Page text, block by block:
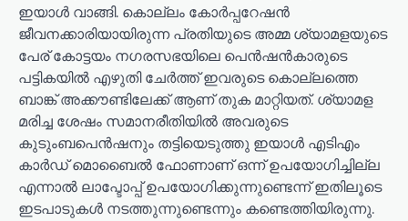
ഇയാൾ വാങ്ങി. കൊല്ലം കോർപ്പറേഷൻ
ജീവനക്കാരിയായിരുന്ന പ്രതിയുടെ അമ്മ ശ്യാമളയുടെ
പേര് കോട്ടയം നഗരസഭയിലെ പെൻഷൻകാരുടെ
പട്ടികയിൽ എഴുതി ചേർത്ത് ഇവരുടെ കൊല്ലത്തെ
ബാങ്ക് അക്കൗണ്ടിലേക്ക് ആണ് തുക മാറ്റിയത്. ശ്യാമള
മരിച്ച ശേഷം സമാനരീതിയിൽ അവരുടെ
കുടുംബപെൻഷനും തട്ടിയെടുത്തു ഇയാൾ എടിഎം
കാർഡ് മൊബൈൽ ഫോണാണ് ഒന്ന് ഉപയോഗിച്ചില്ല
എന്നാൽ ലാപ്ടോപ്പ് ഉപയോഗിക്കുന്നുണ്ടെന്ന് ഇതിലൂടെ
ഇടപാടുകൾ നടത്തുന്നുണ്ടെന്നും കണ്ടെത്തിയിരുന്നു.